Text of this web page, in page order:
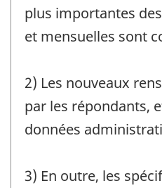
plus importantes
et mensuelles sont
2) Les nouveaux
par les répondants,
données
3) En outre, les